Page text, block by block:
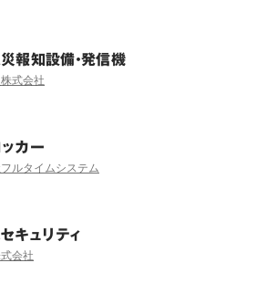
報知設備・発信機
式会社
カー
ルタイムシステム
キュリティ
会社